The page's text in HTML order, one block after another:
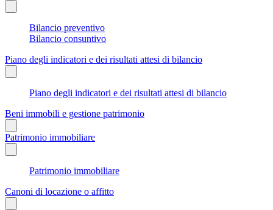
Bilancio preventivo
Bilancio consuntivo
Piano degli indicatori e dei risultati attesi di bilancio
Piano degli indicatori e dei risultati attesi di bilancio
Beni immobili e gestione patrimonio
Patrimonio immobiliare
Patrimonio immobiliare
Canoni di locazione o affitto